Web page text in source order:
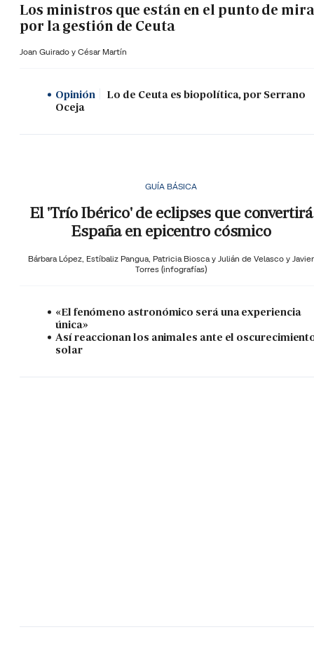
Los ministros que están en el punto de mira
por la gestión de Ceuta
Joan Guirado y César Martín
Opinión
Lo de Ceuta es biopolítica, por Serrano
Oceja
GUÍA BÁSICA
El 'Trío Ibérico' de eclipses que convertirá
España en epicentro cósmico
Bárbara López, Estíbaliz Pangua, Patricia Biosca y Julián de Velasco y Javier
Torres (infografías)
«El fenómeno astronómico será una experiencia
única»
Así reaccionan los animales ante el
solar